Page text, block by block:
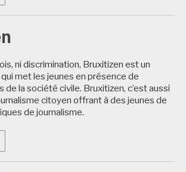
ni discrimination, Bruxitizen est un
met les jeunes en présence de
la société civile. Bruxitizen, c’est aussi
citoyen offrant à des jeunes de
de journalisme.
savoir plus : Bruxitizen